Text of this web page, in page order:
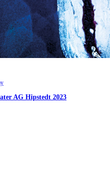
AG Hipstedt 2023